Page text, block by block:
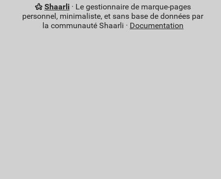
Shaarli· Le gestionnaire de marque-pages
personnel, minimaliste, et sans base de données par
la communauté Shaarli · Documentation